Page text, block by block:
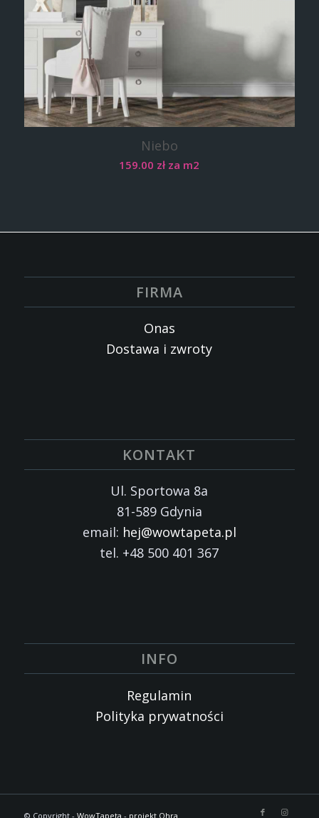
Niebo
159.00 zł za m2
FIRMA
Onas
Dostawa i zwroty
KONTAKT
Ul. Sportowa 8a
81-589 Gdynia
email: hej@wowtapeta.pl
tel. +48 500 401 367
INFO
Regulamin
Polityka prywatności
© Copyright - WowTapeta - projekt Ohra